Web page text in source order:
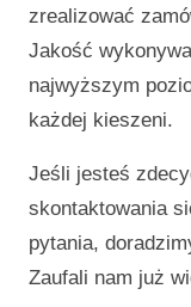
zrealizować
Jakość
najwyższym
każdej kieszeni.
Jeśli jesteś
skontaktowania
pytania,
Zaufali nam już